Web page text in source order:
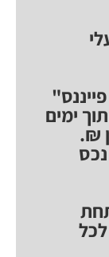
ימים
מיליון ₪.